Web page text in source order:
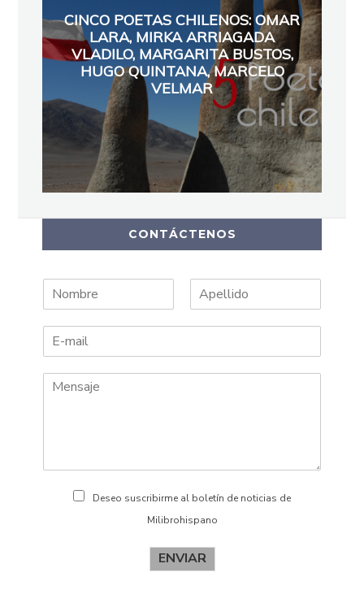
CINCO POETAS CHILENOS: OMAR
LARA, MIRKA ARRIAGADA
VLADILO, MARGARITA BUSTOS,
HUGO QUINTANA, MARCELO
VELMAR
CONTÁCTENOS
o
b
p
l
Deseo suscribirme al boletín de noticias de
Milibrohispano
ENVIAR